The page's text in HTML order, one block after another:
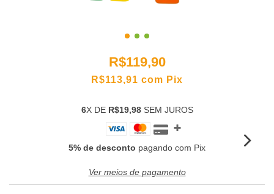
R$119,90
R$113,91 com Pix
6X DE R$19,98SEM JUROS
5% de desconto pagando com Pix
Ver meios de pagamento